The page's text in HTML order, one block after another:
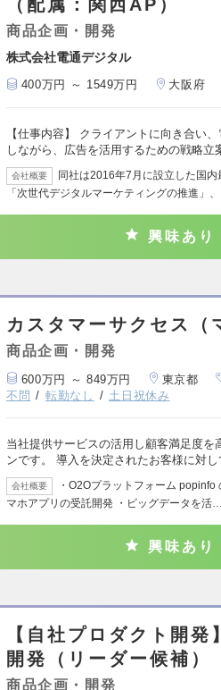
（配属：関西AP）
商品企画・開発
株式会社電通デジタル
400万円 ～ 1549万円 大阪府
【仕事内容】 クライアントに向き合い
しながら、広告を活用するための戦略立
会社概要
同社は2016年7月に設立した国内
「次世代デジタルマーケティングの推進」
興味あり
カスタマーサクセス（
商品企画・開発
600万円 ～ 849万円 東京都
不問
転勤なし 土日祝休み
当社提供サービスの活用し顧客満足度を
ンです。 導入を決定されたお客様に対
会社概要
・O2Oプラットフォーム
マホアプリの受託開発 ・ビッグデータを活…
興味あり
【自社プロダクト開
開発（リーダー候補）
商品企画・開発